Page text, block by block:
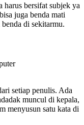
harus bersifat subjek ya
juga benda mati
di sekitarmu.
setiap penulis. Ada
muncul di kepala,
menyusun satu kata di